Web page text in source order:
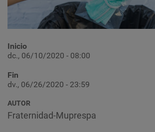
Inicio
dc., 06/10/2020 - 08:00
Fin
dv., 06/26/2020 - 23:59
AUTOR
Fraternidad-Muprespa